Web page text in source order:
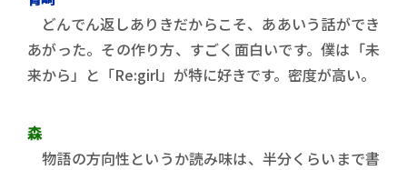
どんでん返しありきだからこそ、ああいう話ができ
あがった。その作り方、すごく面白いです。僕は「未
来から」と「Re:girl」が特に好きです。密度が高い。
森
物語の方向性というか読み味は、半分くらいまで書